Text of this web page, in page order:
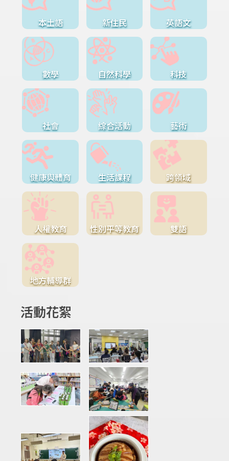
本土語 新住民 英語文
數學 自然科學 科技
社會 綜合活動 藝術
健康與體育 生活課程 跨領域
人權教育 性別平等教育 雙語
地方輔導群
活動花絮